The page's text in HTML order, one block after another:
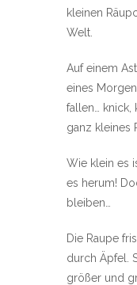
kleinen
Welt.
Auf einem
eines
fallen… knick,
ganz kleines
Wie klein es
es herum!
bleiben…
Die Raupe
durch Äpfel.
größer und